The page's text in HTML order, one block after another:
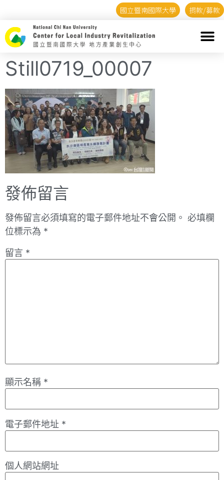
國立暨南國際大學 捐款/募款
Still0719_00007
發佈留言
發佈留言必須填寫的電子郵件地址不會公開。 必填欄
位標示為 *
留言 *
顯示名稱 *
電子郵件地址 *
個人網站網址